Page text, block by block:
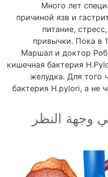
Много лет
причиной язв и
питание,
привычки. Пока в
Маршал и доктор
кишечная бактерия
желудка. Для того
бактерия H.pylori, а не
وجهة النظر